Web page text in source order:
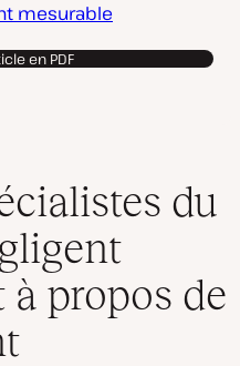
mesurable
en PDF
du
propos de